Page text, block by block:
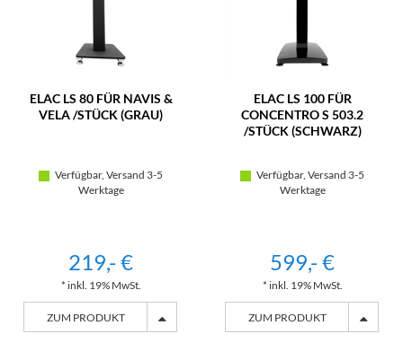
ELAC LS 80 FÜR NAVIS &
VELA /STÜCK (GRAU)
Verfügbar, Versand 3-5
Werktage
219,- €
* inkl. 19% MwSt.
ZUM PRODUKT
ELAC LS 100 FÜR
CONCENTRO S 503.2
/STÜCK (SCHWARZ)
Verfügbar, Versand 3-5
Werktage
599,- €
* inkl. 19% MwSt.
ZUM PRODUKT